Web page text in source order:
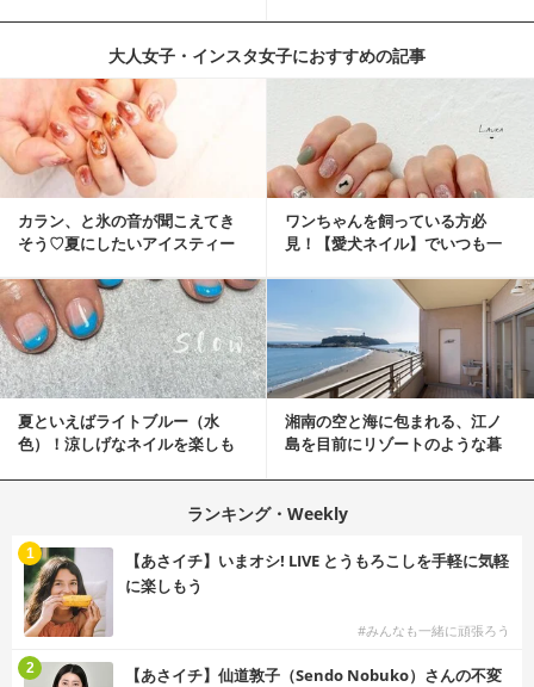
大人女子・インスタ女子におすすめの記事
カラン、と氷の音が聞こえてき
そう♡夏にしたいアイスティー
ワンちゃんを飼っている方必
見！【愛犬ネイル】でいつも一
夏といえばライトブルー（水
色）！涼しげなネイルを楽しも
湘南の空と海に包まれる、江ノ
島を目前にリゾートのような暮
ランキング・Weekly
【あさイチ】いまオシ! LIVE とうもろこしを手軽に気軽
に楽しもう
#みんなも一緒に頑張ろう
1
【あさイチ】仙道敦子（Sendo Nobuko）さんの不変
2